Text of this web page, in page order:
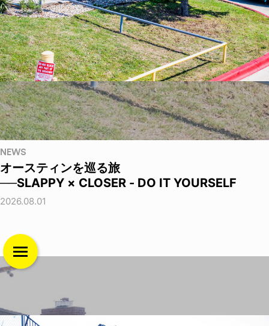
NEWS
オースティンを巡る旅
──SLAPPY × CLOSER - DO IT YOURSELF
2026.08.01